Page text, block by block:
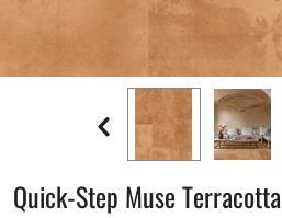
Quick-Step Muse Terracotta